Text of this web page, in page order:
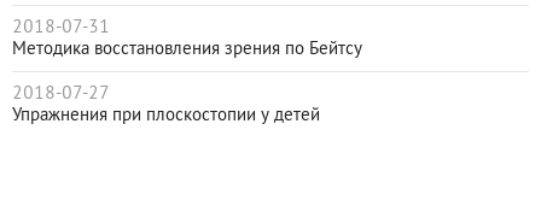
2018-07-31
Методика восстановления зрения по Бейтсу
2018-07-27
Упражнения при плоскостопии у детей